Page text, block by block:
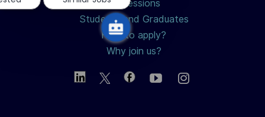
Professions
Students and Graduates
How to apply?
Why join us?